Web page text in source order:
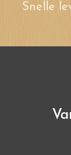
Snelle